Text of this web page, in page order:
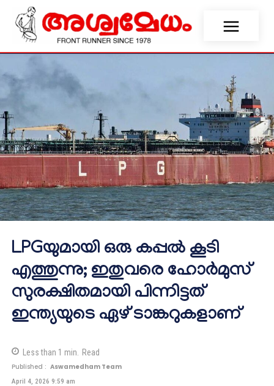
LPGയുമായി ഒരു കപ്പൽ കൂടി
എത്തുന്നു; ഇതുവരെ ഹോർമുസ്
സുരക്ഷിതമായി പിന്നിട്ടത്
ഇന്ത്യയുടെ ഏഴ് ടാങ്കറുകളാണ്
Less than 1 min. Read
Published : Aswamedham Team
April 4, 2026 9:59 am